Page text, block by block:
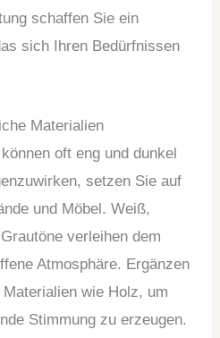
schaffen Sie ein
sich Ihren Bedürfnissen
Materialien
oft eng und dunkel
setzen Sie auf
und Möbel. Weiß,
verleihen dem
Atmosphäre. Ergänzen
wie Holz, um
Stimmung zu erzeugen.